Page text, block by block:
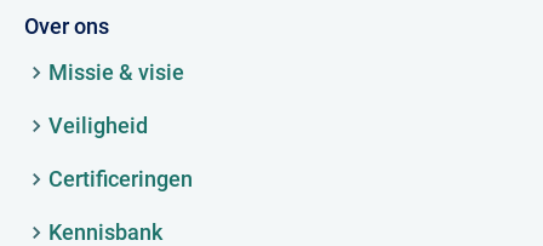
Over ons
Missie & visie
Veiligheid
Certificeringen
Kennisbank